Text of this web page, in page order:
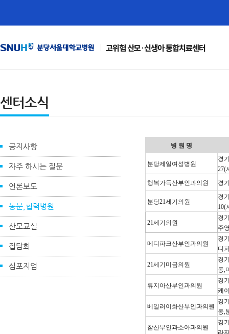
고위험 산모·신생아 통합치료센터
센터소식
공지사항
자주 하시는 질문
언론보도
동문,협력병원
산모교실
집담회
심포지엄
병 원 명
분당제일여성병원
경
27(
행복가득산부인과의원
경
분당21세기의원
경
10(
21세기의원
경
주
메디파크산부인과의원
경
디
21세기미금의원
경
동,
류지아산부인과의원
경
케
베일러이화산부인과의원
경
동,
참산부인과소아과의원
경
라